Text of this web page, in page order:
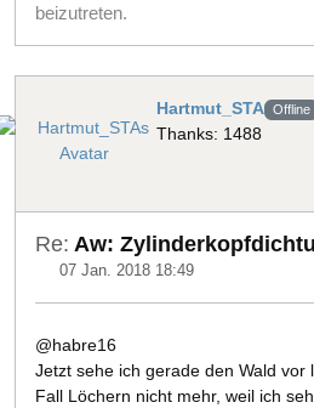
beizutreten.
Hartmut_STA Offline
Thanks: 1488
Re: Aw:
07 Jan. 2018 18:49
@habre16
Jetzt sehe ich gerade den Wald vor
Fall Löchern nicht mehr, weil ich